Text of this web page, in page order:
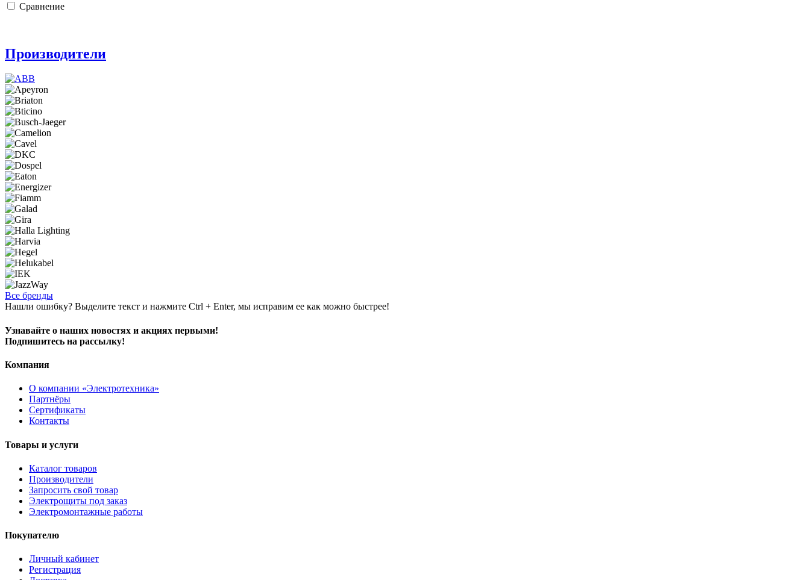
Сравнение
Производители
Все бренды
Нашли ошибку? Выделите текст и нажмите Ctrl + Enter, мы исправим ее как можно быстрее!
Узнавайте о наших новостях и акциях первыми!
Подпишитесь на рассылку!
Компания
О компании «Электротехника»
Партнёры
Сертификаты
Контакты
Товары и услуги
Каталог товаров
Производители
Запросить свой товар
Электрощиты под заказ
Электромонтажные работы
Покупателю
Личный кабинет
Регистрация